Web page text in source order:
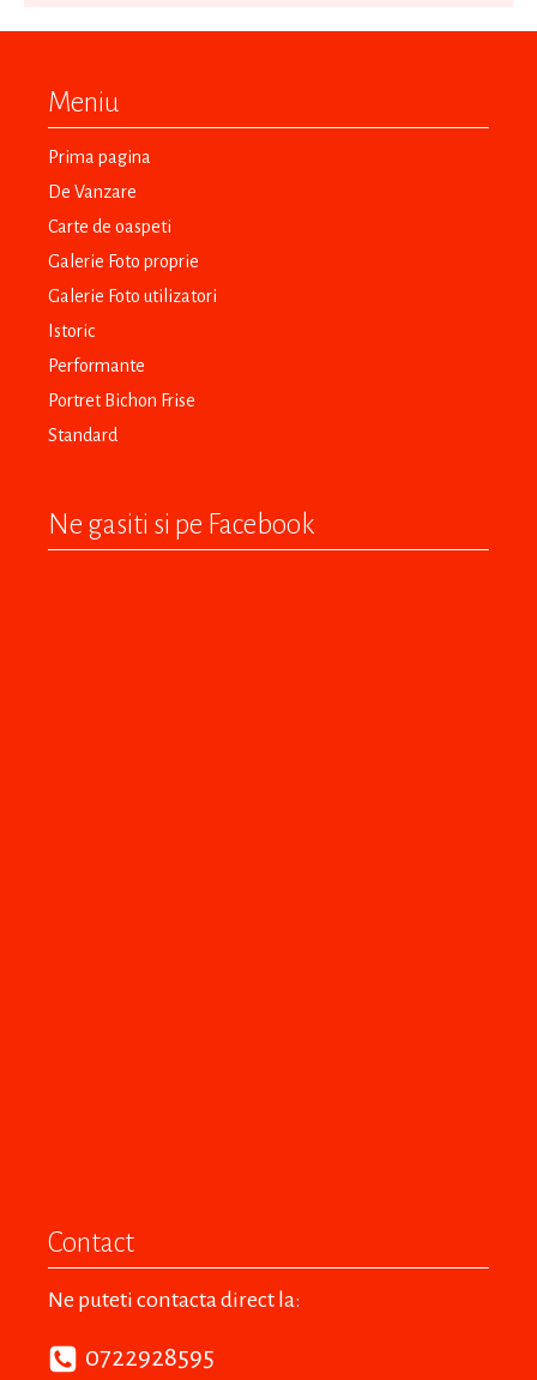
Meniu
Prima pagina
De Vanzare
Carte de oaspeti
Galerie Foto proprie
Galerie Foto utilizatori
Istoric
Performante
Portret Bichon Frise
Standard
Ne gasiti si pe Facebook
Contact
Ne puteti contacta direct la:
0722928595